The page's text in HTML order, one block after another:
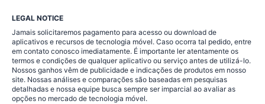
LEGAL NOTICE
Jamais solicitaremos pagamento para acesso ou download de
aplicativos e recursos de tecnologia móvel. Caso ocorra tal pedido, entre
em contato conosco imediatamente. É importante ler atentamente os
termos e condições de qualquer aplicativo ou serviço antes de utilizá-lo.
Nossos ganhos vêm de publicidade e indicações de produtos em nosso
site. Nossas análises e comparações são baseadas em pesquisas
detalhadas e nossa equipe busca sempre ser imparcial ao avaliar as
opções no mercado de tecnologia móvel.